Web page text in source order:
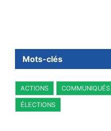
Mots-clés
ACTIONS COMMUNIQUÉS
ÉLECTIONS